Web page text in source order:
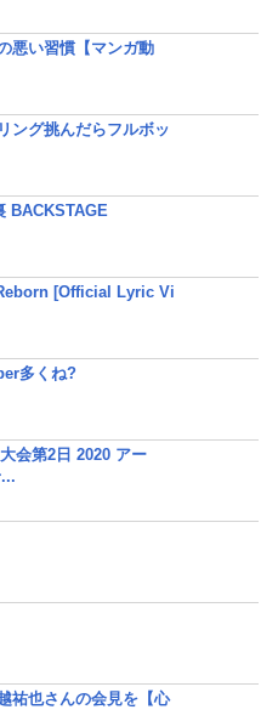
悪い習慣【マンガ動
ング挑んだらフルボッ
BACKSTAGE
[Official Lyric Vi
多くね?
会第2日 2020 アー
祐也さんの会見を【心